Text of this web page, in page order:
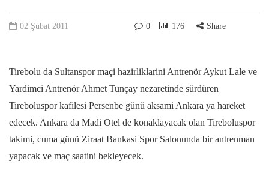
02 Şubat 2011 0 176 Share
Tirebolu da Sultanspor maçi hazirliklarini Antrenör Aykut Lale ve
Yardimci Antrenör Ahmet Tunçay nezaretinde sürdüren
Tireboluspor kafilesi Persenbe günü aksami Ankara ya hareket
edecek. Ankara da Madi Otel de konaklayacak olan Tireboluspor
takimi, cuma günü Ziraat Bankasi Spor Salonunda bir antrenman
yapacak ve maç saatini bekleyecek.